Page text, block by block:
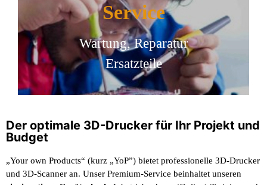
Service
Wartung, Reparatur
Ersatzteile
Der optimale 3D-Drucker für Ihr Projekt und
Budget
„Your own Products“ (kurz „YoP”) bietet professionelle 3D-Drucker
und 3D-Scanner an. Unser Premium-Service beinhaltet unseren